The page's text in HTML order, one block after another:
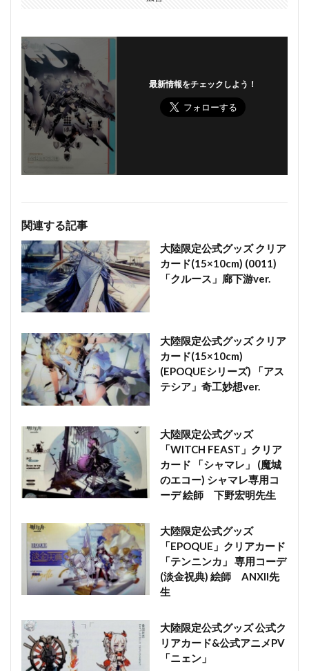
最新情報をチェックしよう！
関連する記事
大陸限定公式グッズ クリア
カード(15×10cm) (0011)
「クルース」廊下游ver.
大陸限定公式グッズ クリア
カード(15×10cm)
(EPOQUEシリーズ) 「アス
テシア」奇工妙想ver.
大陸限定公式グッズ
「WITCH FEAST」クリア
カード 「シャマレ」 (魔城
のエコー) シャマレ専用コ
ーデ 絵師 下野宏明先生
大陸限定公式グッズ
「EPOQUE」クリアカード
「テンニンカ」 専用コーデ
(淡金祝典) 絵師 ANXII先
生
大陸限定公式グッズ 公式ク
リアカード&公式アニメPV
「ニェン」